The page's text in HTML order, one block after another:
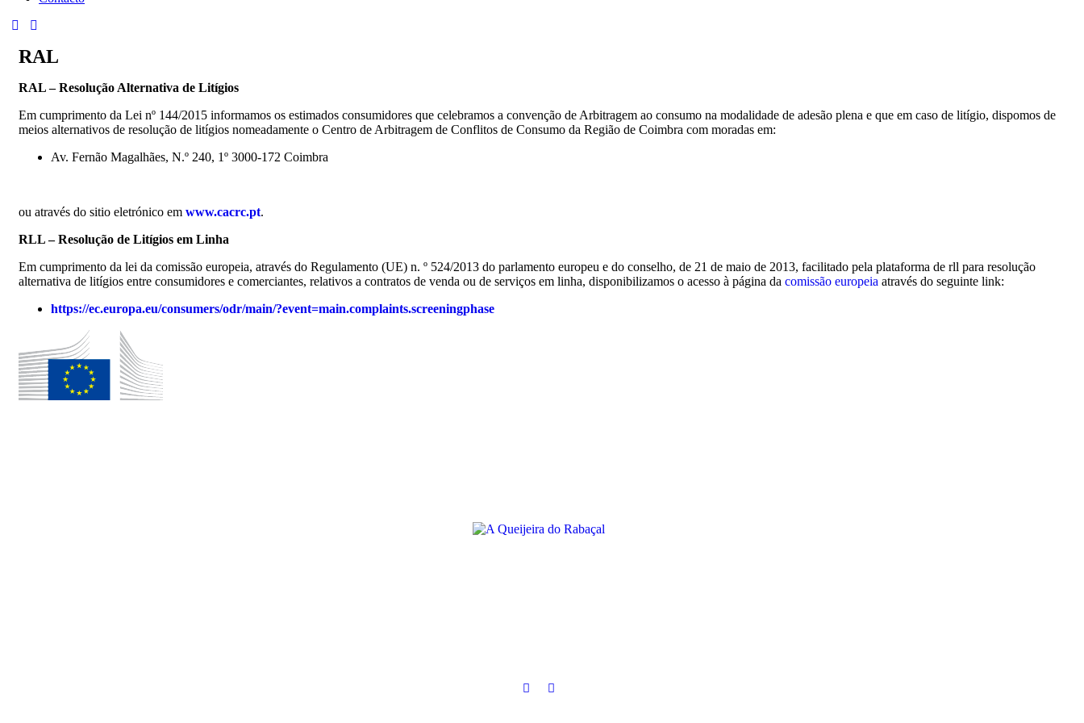
RAL
RAL – Resolução Alternativa de Litígios
Em cumprimento da Lei nº 144/2015 informamos os estimados consumidores que celebramos a convenção de Arbitragem ao consumo na modalidade de adesão plena e que em caso de litígio, dispomos de
meios alternativos de resolução de litígios nomeadamente o Centro de Arbitragem de Conflitos de Consumo da Região de Coimbra com moradas em:
Av. Fernão Magalhães, N.º 240, 1º 3000-172 Coimbra
ou através do sitio eletrónico em www.cacrc.pt.
RLL – Resolução de Litígios em Linha
Em cumprimento da lei da comissão europeia, através do Regulamento (UE) n. º 524/2013 do parlamento europeu e do conselho, de 21 de maio de 2013, facilitado pela plataforma de rll para resolução
alternativa de litígios entre consumidores e comerciantes, relativos a contratos de venda ou de serviços em linha, disponibilizamos o acesso à página da comissão europeia através do seguinte link:
https://ec.europa.eu/consumers/odr/main/?event=main.complaints.screeningphase